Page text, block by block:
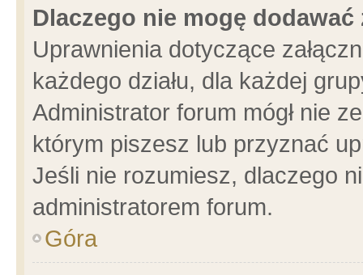
Dlaczego nie mogę dodawać
Uprawnienia dotyczące
każdego działu, dla każdej
Administrator forum mógł nie
którym piszesz lub przyznać
Jeśli nie rozumiesz, dlaczego
administratorem forum.
Góra